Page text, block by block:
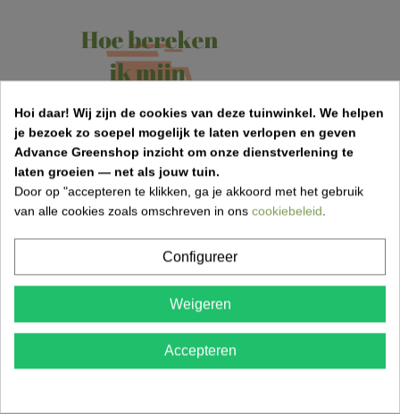
✓Eigen klantenservice
Levering in heel België
✓Klantenbeoordeling 9.5/10
✓Veilig betalen
Hoi daar! Wij zijn de cookies van deze tuinwinkel. We helpen
je bezoek zo soepel mogelijk te laten verlopen en geven
Advance Greenshop inzicht om onze dienstverlening te
laten groeien — net als jouw tuin.
Door op "accepteren te klikken, ga je akkoord met het gebruik
van alle cookies zoals omschreven in ons cookiebeleid.
Configureer
Weigeren
Accepteren